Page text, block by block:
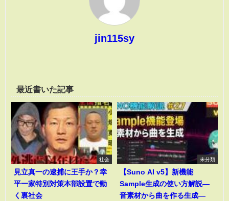
jin115sy
最近書いた記事
社会
見立真一の逮捕に王手か？幸
平一家特別対策本部設置で動
く裏社会
未分類
【Suno AI v5】新機能
Sample生成の使い方解説―
音素材から曲を作る生成―